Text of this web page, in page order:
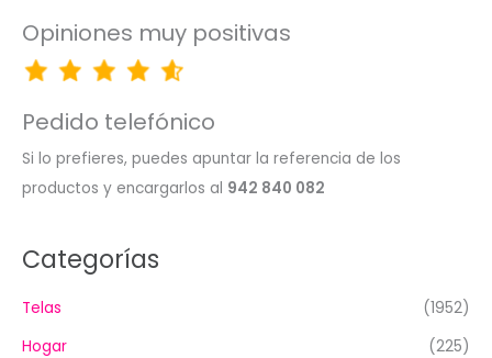
Opiniones muy positivas
Pedido telefónico
Si lo prefieres, puedes apuntar la referencia de los
productos y encargarlos al 942 840 082
Categorías
Telas
(1952)
Hogar
(225)